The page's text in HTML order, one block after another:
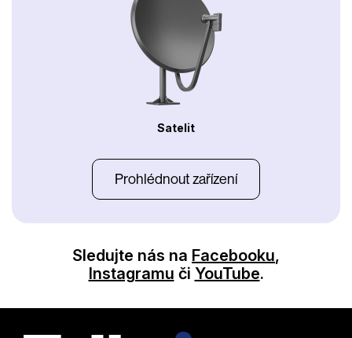
Satelit
Prohlédnout zařízení
Sledujte nás na Facebooku,
Instagramu či YouTube.